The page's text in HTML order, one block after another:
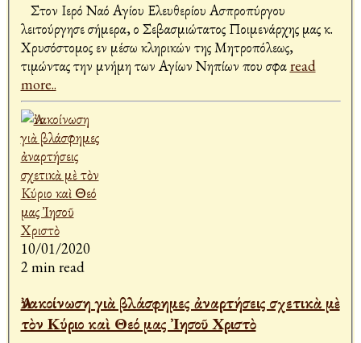
Στον Ιερό Ναό Αγίου Ελευθερίου Ασπροπύργου
λειτούργησε σήμερα, ο Σεβασμιώτατος Ποιμενάρχης μας κ.
Χρυσόστομος εν μέσω κληρικών της Μητροπόλεως,
τιμώντας την μνήμη των Αγίων Νηπίων που σφαread
more..
10/01/2020
2 min read
Ἀνακοίνωση γιὰ βλάσφημες ἀναρτήσεις σχετικὰ μὲ
τὸν Κύριο καὶ Θεό μας Ἰησοῦ Χριστὸ